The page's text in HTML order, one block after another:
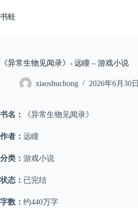
至
书蛙
《异常生物见闻录》- 远瞳 – 游戏小说
xiaoshuchong 2026年6月30日
书名： 《异常生物见闻录》
作者： 远瞳
分类： 游戏小说
状态： 已完结
字数： 约440万字